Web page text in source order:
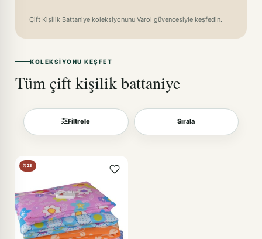
Çift Kişilik Battaniye koleksiyonunu Varol güvencesiyle keşfedin.
KOLEKSIYONU KEŞFET
Tüm çift kişilik battaniye
Filtrele Sırala
Sırala
%23